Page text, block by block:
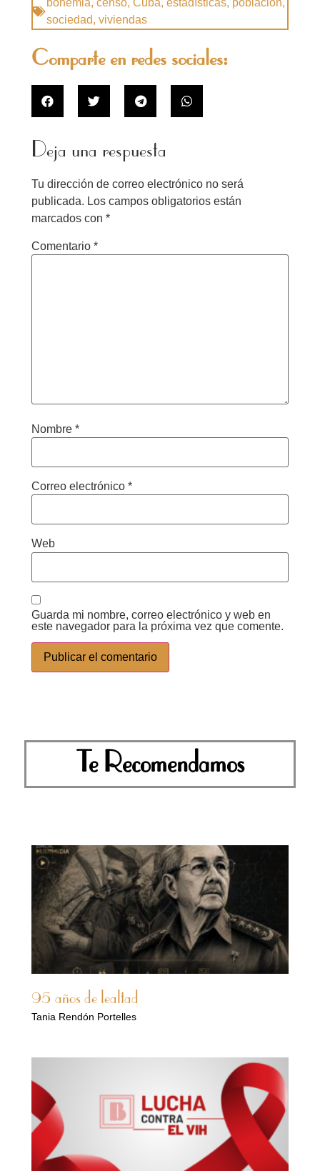
bohemia, censo, Cuba, estadísticas, población,
sociedad, viviendas
Comparte en redes sociales:
Deja una respuesta
Tu dirección de correo electrónico no será
publicada. Los campos obligatorios están
marcados con *
Comentario *
Nombre *
Correo electrónico *
Web
Guarda mi nombre, correo electrónico y web en
este navegador para la próxima vez que comente.
Te Recomendamos
95 años de lealtad
Tania Rendón Portelles